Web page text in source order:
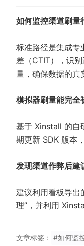
如何监控渠道刷量
标准路径是集成专
差（CTIT），识
量，确保数据的真
模拟器刷量能完全
基于 Xinstall 的自
期更新 SDK 版本
发现渠道作弊后建
建议利用看板导出
理”，并利用
文章标签：